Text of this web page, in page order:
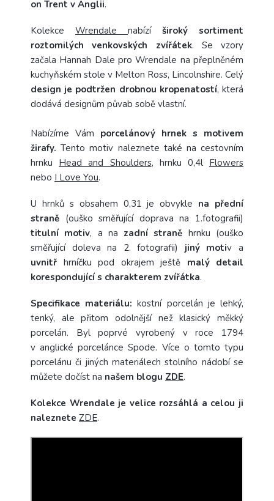
on Trent v Anglii.
Kolekce Wrendale nabízí široký sortiment
roztomilých venkovských zvířátek. Se vzory
začala Hannah Dale pro Wrendale na přeplněném
kuchyňském stole v Melton Ross, Lincolnshire. Celý
design je podtržen drobnou kropenatostí, která
dodává designům půvab sobě vlastní.
Nabízíme Vám porcelánový hrnek s motivem
žirafy.Tento motiv naleznete také na cestovním
hrnku Head and Shoulders, hrnku 0,4l Flowers
nebo I Love You.
U hrnků s obsahem 0,31 je obvykle na přední
straně (ouško směřující doprava na 1.fotografii)
titulní motiv, a na zadní straně hrnku (ouško
směřující doleva na 2. fotografii) jiný motiv a
uvnitř hrníčku pod okrajem ještě malý detail
korespondující s charakterem zvířátka.
Specifikace materiálu: kostní porcelán je lehký,
tenký, ale přitom odolnější než klasický měkký
porcelán. Byl poprvé vyrobený v roce 1794
v anglické porcelánce Spode. Více o tomto typu
porcelánu či jiných materiálech stolního nádobí se
můžete dočíst na našem blogu ZDE.
Kolekce Wrendale je velice rozsáhlá a celou ji
naleznete ZDE.